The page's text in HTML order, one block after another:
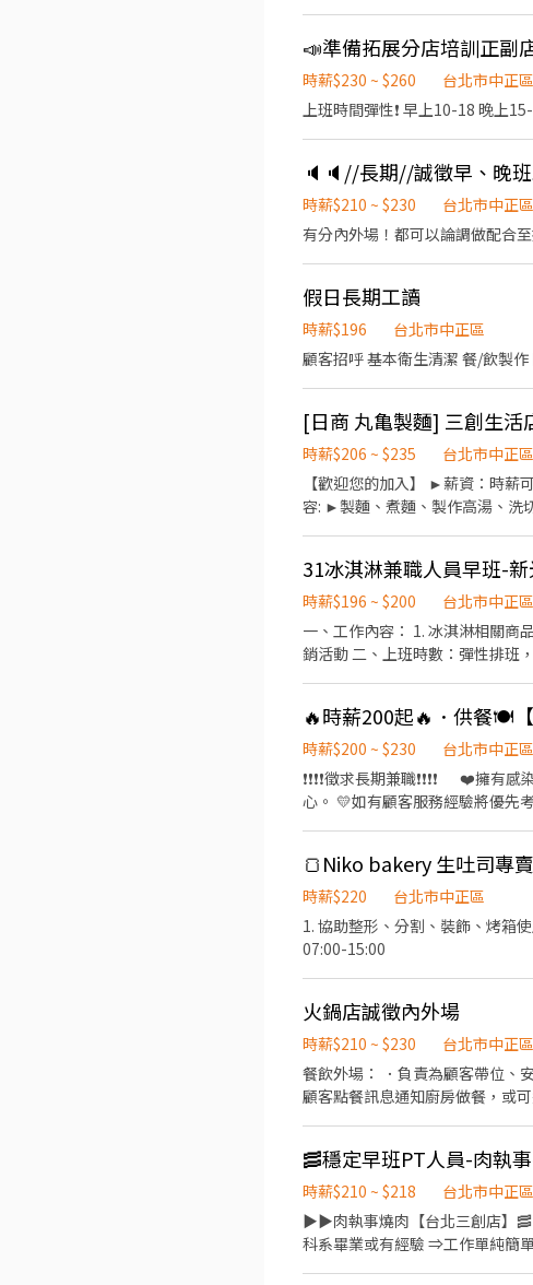
量。 ．負責擺盤、打包外帶服務
📣準備拓展分店培訓正副
時薪$230 ~ $260
台北市中正區
🔈🔈//長期//誠徵早、晚
時薪$210 ~ $230
台北市中正區
有分內外場！都可以論調做配合
假日長期工讀
時薪$196
台北市中正區
顧客招呼 基本衛生清潔 餐/飲製
時薪$206 ~ $235
台北市中正區
【歡迎您的加入】 ►薪資：時
容: ►製麵、煮麵、製作高湯、洗
★★ 「歡迎喜歡日式餐飲的夥伴
31冰淇淋兼職人員早班-
時薪$196 ~ $200
台北市中正區
一、工作內容： 1. 冰淇淋相關商
銷活動 二、上班時數：彈性排班
時薪$200 ~ $230
台北市中正區
❗❗❗❗徵求長期兼職❗❗❗❗ ❤️
心。 💛如有顧客服務經驗將優先
調整時薪） 💙完整教育訓練，挑
憑員工證享有集團員工用餐優惠
🍞Niko bakery 生吐司專
時薪$220
台北市中正區
1. 協助整形、分割、裝飾、烤箱使用 2. 閉店工作 3. 協助清潔作
07:00-15:00
火鍋店誠徵內外場
時薪$210 ~ $230
台北市中正區
餐飲外場： ．負責為顧客帶位、
顧客點餐訊息通知廚房做餐，或
重量。 ．負責擺盤、打包外帶服
🥓穩定早班PT人員-肉執
時薪$210 ~ $218
台北市中正區
​▶▶肉執事燒肉【台北三創店】
科系畢業或有經驗 ⇒工作單純簡單好上手 ​◤ 歡迎你，加入我們